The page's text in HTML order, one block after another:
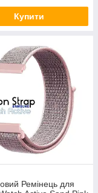
Купити
Ремінець для